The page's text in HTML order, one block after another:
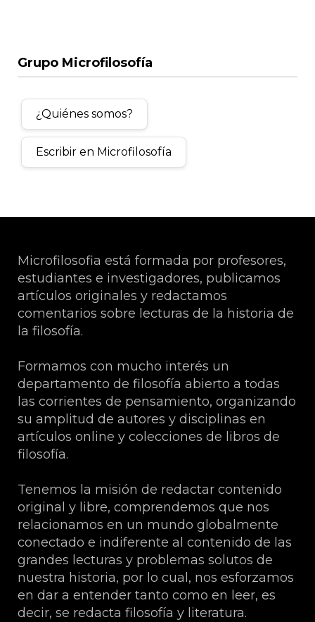
Grupo Microfilosofía
¿Quiénes somos?
Escribir en Microfilosofía
Microfilosofia está formada por profesores,
estudiantes e investigadores, publicamos
artículos originales y redactamos
comentarios sobre lecturas de la historia de
la filosofía.
Formamos con mucho interés un
departamento de filosofía abierto a todas
las corrientes de pensamiento, organizando
su amplitud de autores y disciplinas en
artículos online y colecciones de libros de
filosofía.
Tenemos la misión de redactar contenido
original y libre, comprendemos que nos
relacionamos en un mundo globalmente
conectado e indiferente al contenido de las
grandes lecturas y problemas solutos de
nuestra historia, por lo cual, nos esforzamos
en dar a entender tanto como en leer, es
decir, se redacta filosofía y literatura.